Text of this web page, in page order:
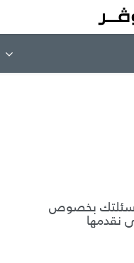
أسئلتك بخصوص
نقدمها